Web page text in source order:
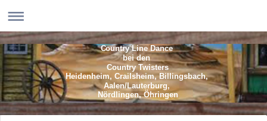
Country Line Dance
bei den
Country Twisters
Heidenheim, Crailsheim, Billingsbach,
Aalen/Lauterburg,
Nördlingen, Öhringen